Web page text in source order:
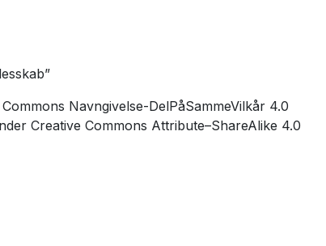
Navngivelse-DelPåSammeVilkår 4.0
Creative Commons Attribute–ShareAlike 4.0